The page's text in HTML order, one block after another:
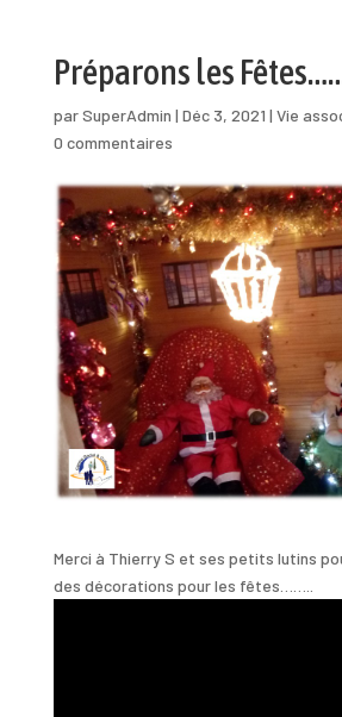
Préparons les
parSuperAdmin | Déc 3, 2021 | Vie
0 commentaires
Merci à Thierry S et ses petits lutins
des décorations pour les fêtes……..